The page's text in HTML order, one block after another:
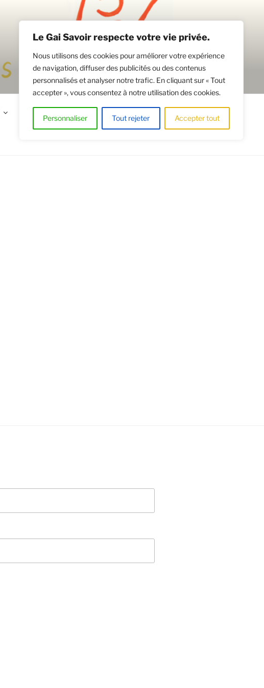
Le Gai Savoir respecte votre vie privée.
Nous utilisons des cookies pour améliorer votre expérience
de navigation, diffuser des publicités ou des contenus
personnalisés et analyser notre trafic. En cliquant sur « Tout
accepter », vous consentez à notre utilisation des cookies.
Personnaliser Tout rejeter Accepter tout